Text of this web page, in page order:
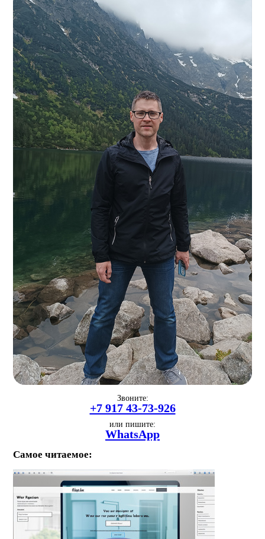
Звоните:
+7 917 43-73-926
или пишите:
WhatsApp
Самое читаемое: